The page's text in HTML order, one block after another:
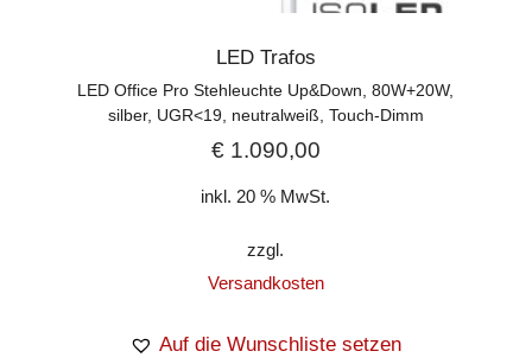
LED Trafos
LED Office Pro Stehleuchte Up&Down, 80W+20W,
silber, UGR<19, neutralweiß, Touch-Dimm
€1.090,00
inkl. 20 % MwSt.
zzgl.
Versandkosten
Auf die Wunschliste setzen